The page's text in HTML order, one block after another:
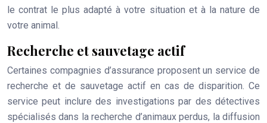
le contrat le plus adapté à votre situation et à la nature de
votre animal.
Recherche et sauvetage actif
Certaines compagnies d’assurance proposent un service de
recherche et de sauvetage actif en cas de disparition. Ce
service peut inclure des investigations par des détectives
spécialisés dans la recherche d’animaux perdus, la diffusion